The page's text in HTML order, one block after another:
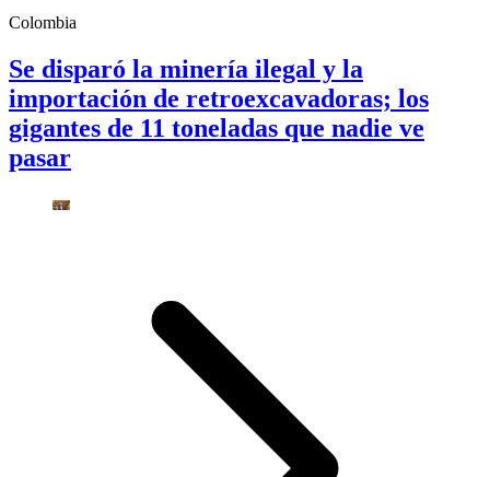
Colombia
Se disparó la minería ilegal y la
importación de retroexcavadoras; los
gigantes de 11 toneladas que nadie ve
pasar